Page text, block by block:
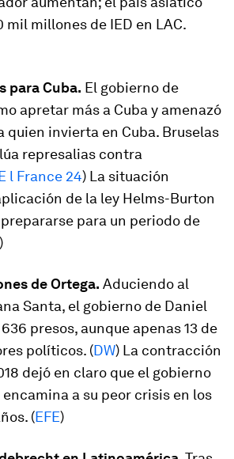
mil millones de IED en LAC.
para Cuba. El gobierno de
apretar más a Cuba y amenazó
quien invierta en Cuba. Bruselas
represalias contra
l France 24) La situación
de la ley Helms-Burton
para un periodo de
)
de Ortega. Aduciendo al
Santa, el gobierno de Daniel
presos, aunque apenas 13 de
políticos. (DW) La contracción
dejó en claro que el gobierno
a su peor crisis en los
(EFE)